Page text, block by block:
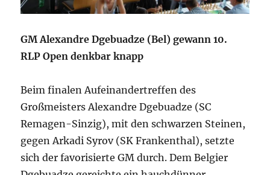
GM Alexandre Dgebuadze (Bel) gewann 10.
RLP Open denkbar knapp
Beim finalen Aufeinandertreffen des
Großmeisters Alexandre Dgebuadze (SC
Remagen-Sinzig), mit den schwarzen Steinen,
gegen Arkadi Syrov (SK Frankenthal), setzte
sich der favorisierte GM durch. Dem Belgier